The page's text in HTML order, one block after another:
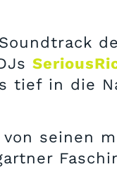
tief in die
seinen